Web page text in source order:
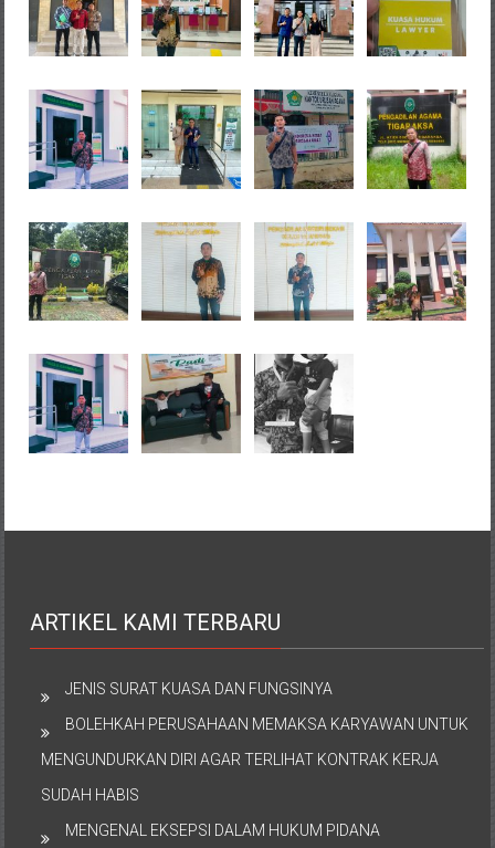
ARTIKEL KAMI TERBARU
JENIS SURAT KUASA DAN FUNGSINYA
BOLEHKAH PERUSAHAAN MEMAKSA KARYAWAN UNTUK
MENGUNDURKAN DIRI AGAR TERLIHAT KONTRAK KERJA
SUDAH HABIS
MENGENAL EKSEPSI DALAM HUKUM PIDANA